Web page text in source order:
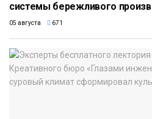
системы бережливого
05 августа 671